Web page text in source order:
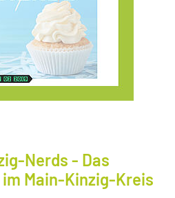
Nerds - Das
Main-Kinzig-Kreis